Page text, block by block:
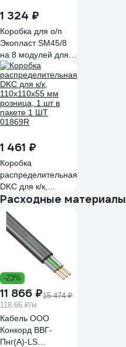
1 324 ₽
Коробка для о/п
Экопласт SM45/8
на 8 модулей для
механизмов 45х45
мм. цвет белый
72948-1
1 461 ₽
Коробка
распределительная
DKC для к/к,
110x110x55 мм
розница, 1 шт в
пакете 1 ШТ
01869R
Расходные материалы
-23%
11 866 ₽15 474 ₽
118.66 ₽/м
Кабель ООО
Конкорд ВВГ-
Пнг(А)-LS